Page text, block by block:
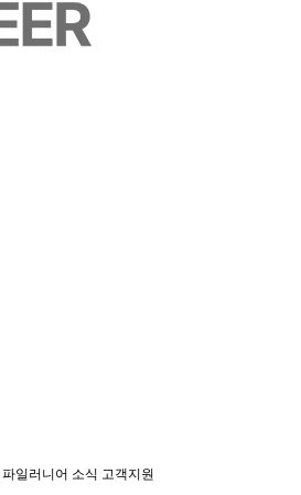
파일러니어 소식 고객지원